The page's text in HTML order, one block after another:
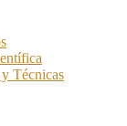
Técnicas